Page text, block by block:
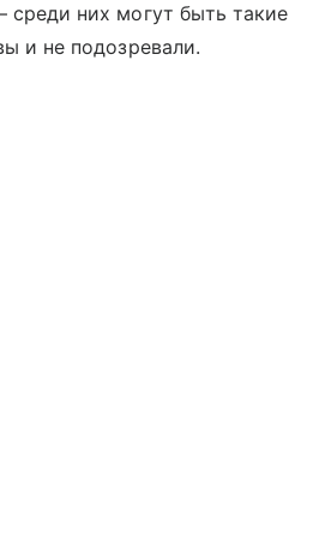
среди них могут быть такие
и не подозревали.